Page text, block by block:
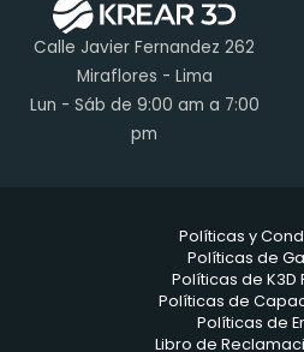
Calle Javier Fernandez 262
Miraflores - Lima
Lun - Sáb de 9:00 am a 7:00
pm
Políticas y
Políticas de
Políticas de K3D
Políticas de
Políticas de
Libro de